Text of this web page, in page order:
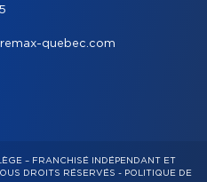
quebec.com
– FRANCHISÉ INDÉPENDANT ET
DROITS RÉSERVÉS - POLITIQUE DE